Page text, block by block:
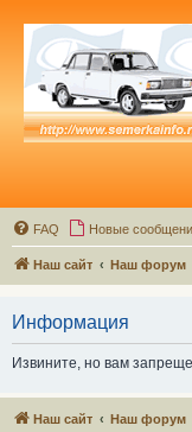
FAQ Новые
Наш сайт Наш форум
Информация
Извините, но вам
Наш сайт Наш форум